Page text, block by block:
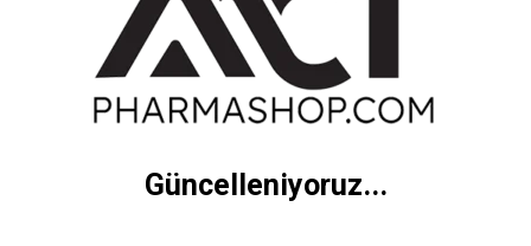
Güncelleniyoruz...